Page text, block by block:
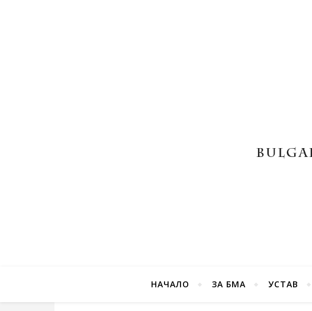
НАЧАЛО ЗА БМА УСТАВ